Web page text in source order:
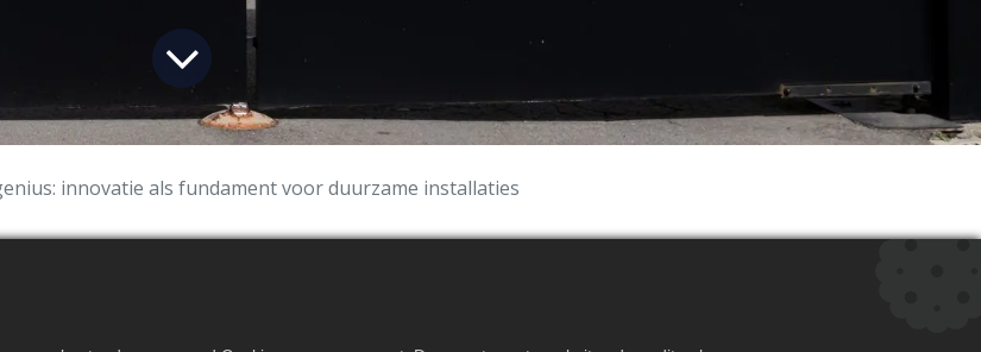
innovatie als fundament voor duurzame installaties
Watergenius: